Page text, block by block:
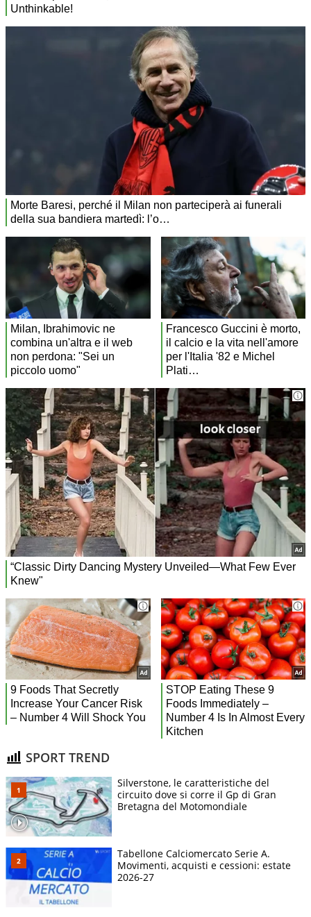
SPORT TREND
Silverstone, le caratteristiche del
circuito dove si corre il Gp di Gran
Bretagna del Motomondiale
Tabellone Calciomercato Serie A.
Movimenti, acquisti e cessioni: estate
2026-27